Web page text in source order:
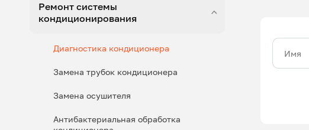
Ремонт системы
кондиционирования
Диагностика кондиционера
Замена трубок кондиционера
Замена осушителя
Антибактериальная обработка
Имя